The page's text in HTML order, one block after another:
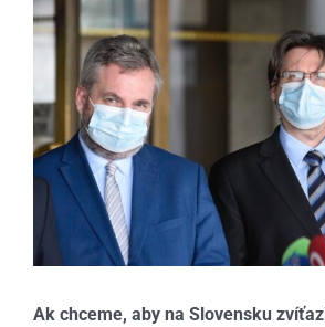
väčší
obrázok
Ak chceme, aby na Slovensku